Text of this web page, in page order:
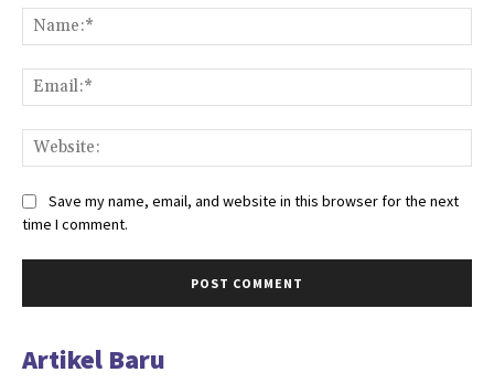
Save my name, email, and website in this browser for the next
time I comment.
Artikel Baru